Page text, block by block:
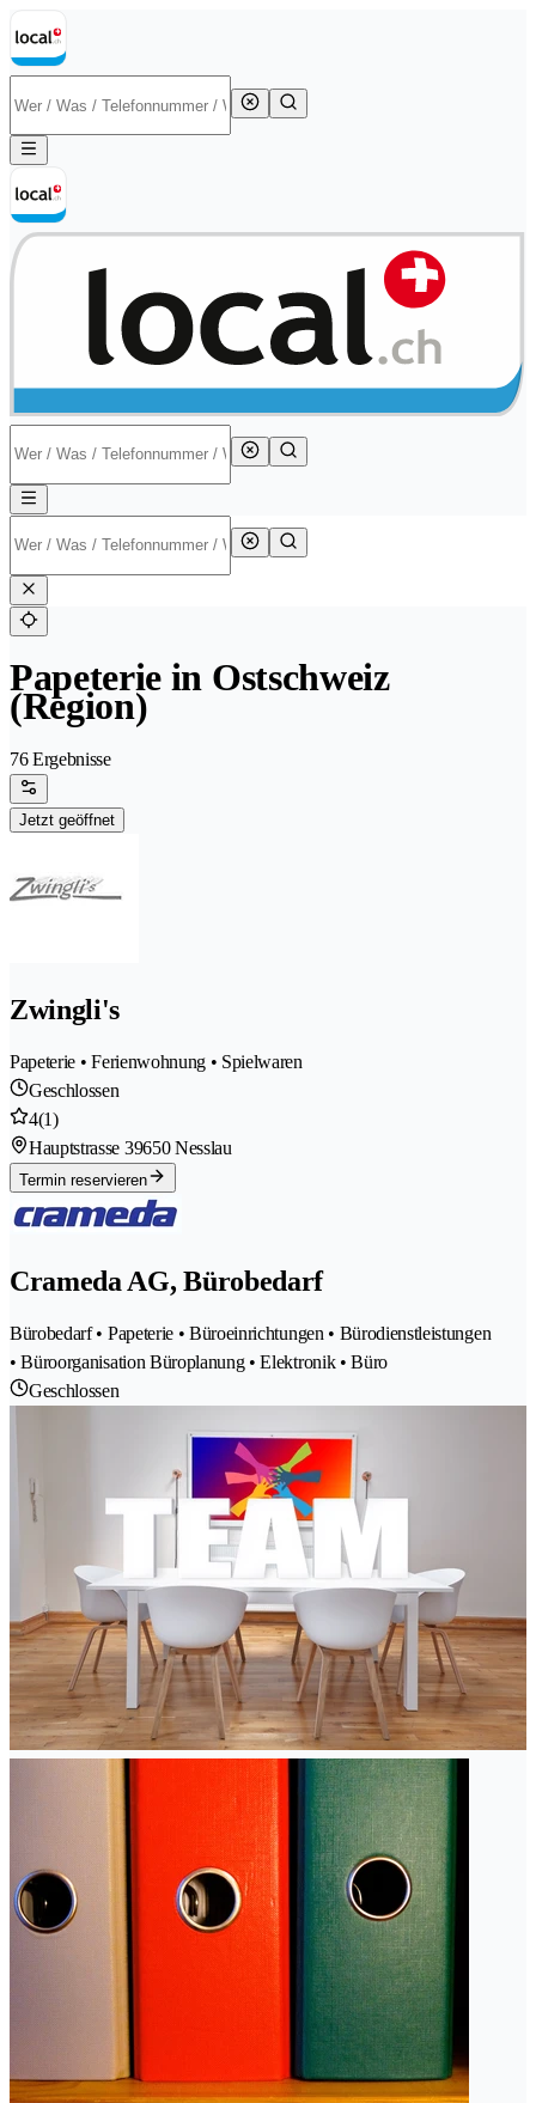
Papeterie in Ostschweiz
(Region)
76 Ergebnisse
Jetzt geöffnet
Zwingli's
Papeterie • Ferienwohnung • Spielwaren
Geschlossen
4(1)
Hauptstrasse 39650 Nesslau
Termin reservieren
Crameda AG, Bürobedarf
Bürobedarf • Papeterie • Büroeinrichtungen • Bürodienstleistungen
• Büroorganisation Büroplanung • Elektronik • Büro
Geschlossen